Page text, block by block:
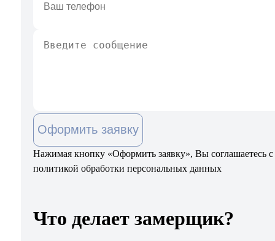
Оформить заявку
Нажимая кнопку «Оформить заявку», Вы соглашаетесь с
политикой обработки персональных данных
Что делает замерщик?